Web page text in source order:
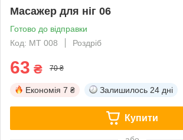
Масажер для ніг 06
Готово до відправки
Код: МТ 008
Роздріб
63 ₴ 70 ₴
Економія 7 ₴ Залишилось 24 дні
Купити